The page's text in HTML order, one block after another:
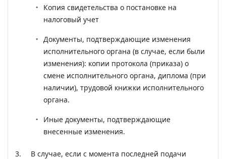
Копия свидетельства о постановке на
налоговый учет
Документы, подтверждающие изменения
исполнительного органа (в случае, если были
изменения): копии протокола (приказа) о
смене исполнительного органа, диплома (при
наличии), трудовой книжки исполнительного
органа.
Иные документы, подтверждающие
внесенные изменения.
В случае, если с момента последней подачи